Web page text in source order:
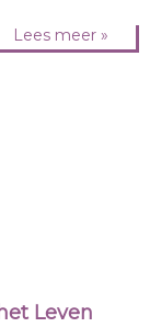
Lees meer »
Leven